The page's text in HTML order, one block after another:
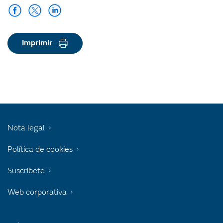
Imprimir
Nota legal
Política de cookies
Suscríbete
Web corporativa